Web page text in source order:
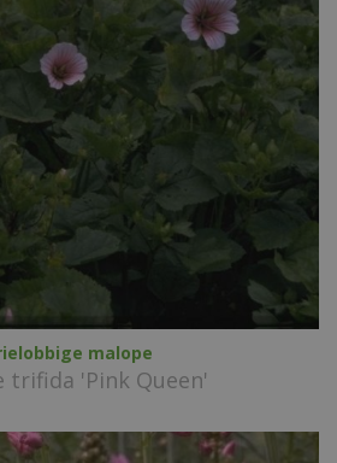
malope
trifida 'Pink Queen'